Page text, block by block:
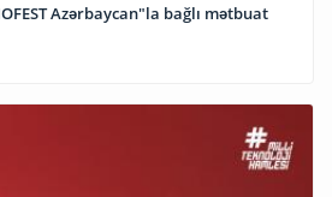
Azərbaycan"la bağlı mətbuat